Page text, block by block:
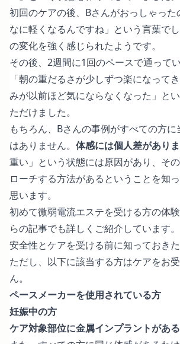
初回のケアの後、Bさんがおっしゃっ
なに軽くなるんですね」という言葉で
の変化を強く感じられたようです。
その後、2週間に1回のペースで通ってい
「朝の重だるさが少しずつ楽になって
みが以前ほど気にならなくなった」と
ただけました。
もちろん、Bさんの事例がすべての方
はありません。 体感には個人差があり
重い」という状態には原因があり、そ
ローチする方法があるということを知
思います。
初めて微弱電流エステを受ける方の体験
らの記事でも詳しくご紹介しています。
安全性とケアを受ける前に知っておき
ただし、以下に該当する方はケアをお
ん。
ペースメーカーを使用されている方
妊娠中の方
ケア対象部位に金属インプラントがあ